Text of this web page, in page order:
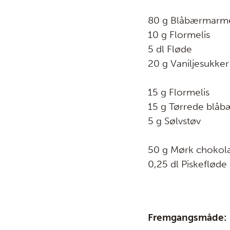
80 g
10 g Flormelis
5 dl Fløde
20 g Vaniljesukker
15 g Flormelis
15 g Tørrede
5 g Sølvstøv
50 g Mørk
0,25 dl Piskefløde
Fremgangsmåde: